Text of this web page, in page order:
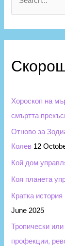
e
a
c
o
r
:
Хороскоп на
смъртта
Отново за
Колев 12
Кой дом
Коя планета
Кратка
June 2025
Тропически
профекции,
и